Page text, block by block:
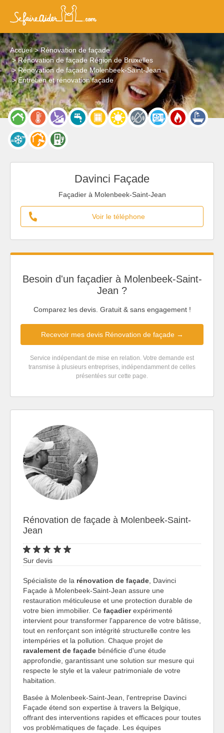
Accueil
Rénovation de façade
Rénovation de façade Région de Bruxelles
Rénovation de façade Molenbeek-Saint-Jean
Entretien et rénovation façade
Davinci Façade
Façadier à Molenbeek-Saint-Jean
Voir le téléphone
Besoin d'un façadier à Molenbeek-Saint-
Jean ?
Comparez les devis. Gratuit & sans engagement !
Recevoir mes devis Rénovation de façade →
Service indépendant de mise en relation. Votre demande est
transmise à plusieurs entreprises, indépendamment de celles
présentées sur cette page.
Rénovation de façade à Molenbeek-Saint-
Jean
Sur devis
Spécialiste de la rénovation de façade , Davinci
Façade à Molenbeek-Saint-Jean assure une
restauration méticuleuse et une protection durable de
votre bien immobilier. Ce façadierexpérimenté
intervient pour transformer l'apparence de votre bâtisse,
tout en renforçant son intégrité structurelle contre les
intempéries et la pollution. Chaque projet de
ravalement de façade bénéficie d'une étude
approfondie, garantissant une solution sur mesure qui
respecte le style et la valeur patrimoniale de votre
habitation.
Basée à Molenbeek-Saint-Jean, l'entreprise Davinci
Façade étend son expertise à travers la Belgique,
offrant des interventions rapides et efficaces pour toutes
vos problématiques de façade. Les équipes